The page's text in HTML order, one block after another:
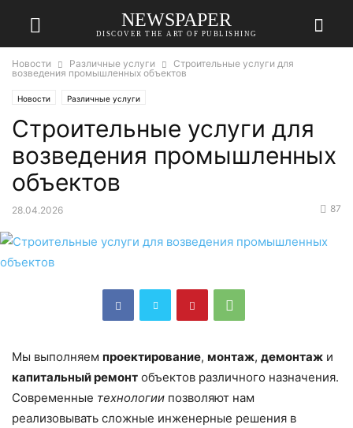
NEWSPAPER
DISCOVER THE ART OF PUBLISHING
Новости Различные услуги
Строительные услуги для
возведения промышленных объектов
Новости Различные услуги
Строительные услуги для
возведения промышленных
объектов
28.04.2026 87
Мы выполняем проектирование, монтаж, демонтаж и
капитальный ремонт объектов различного назначения.
Современные технологии позволяют нам
реализовывать сложные инженерные решения в